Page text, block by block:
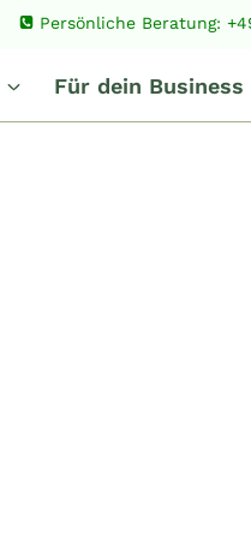
Persönliche Beratung:
Für dein Business